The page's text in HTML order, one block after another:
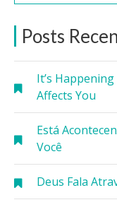
Posts
It’s
Affects You
Está
Você
Deus Fala